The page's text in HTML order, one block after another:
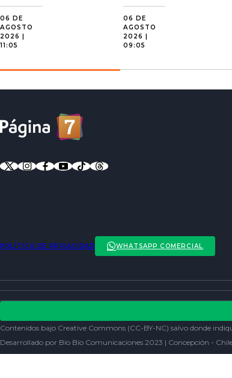
06 DE
AGOSTO
2026 |
11:05
06 DE
AGOSTO
2026 |
09:05
POLÍTICA DE PRIVACIDAD WHATSAPP COMERCIAL
ACTUALIDAD
REDES SOCIALES
SOCIEDAD
POLÍTICA DE PRIVACIDAD
Contenidos bajo Creative Commons (CC-BY-NC) salvo donde
Desarrollado por Bío Bío Comunicaciones 2023 | Concepción -